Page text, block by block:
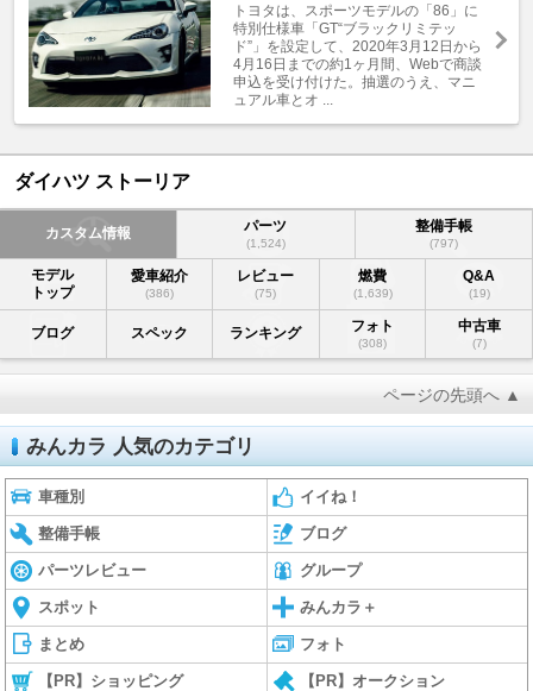
トヨタは、スポーツモデルの「86」に
特別仕様車「GT“ブラックリミテッ
ド”」を設定して、2020年3月12日から
4月16日までの約1ヶ月間、Webで商談
申込を受け付けた。抽選のうえ、マニ
ュアル車とオ ...
ダイハツ ストーリア
カスタム情報 パーツ
(1,524)
整備手帳
(797)
モデル
トップ
愛車紹介
(386)
レビュー
(75)
燃費
(1,639)
Q&A
(19)
ブログ スペック ランキング フォト
(308)
中古車
(7)
ページの先頭へ ▲
みんカラ 人気のカテゴリ
車種別 イイね！
整備手帳 ブログ
パーツレビュー グループ
スポット みんカラ＋
まとめ フォト
【PR】ショッピング 【PR】オークション